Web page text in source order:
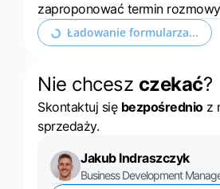
Base Connect
Base Store
Base Courier
Kalkulator korzyści
Kontakt
Odwiedź nas na:
português (BR)
română
中文
zaproponować termin
Rozwiń formularz
Nie chcesz czekać?
Skontaktuj się bezpośrednioz
sprzedaży.
Jakub Indraszczyk
Business Development